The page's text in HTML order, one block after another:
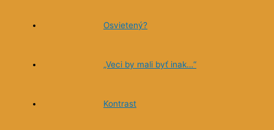
Osvietený?
„Veci by mali byť inak…“
Kontrast